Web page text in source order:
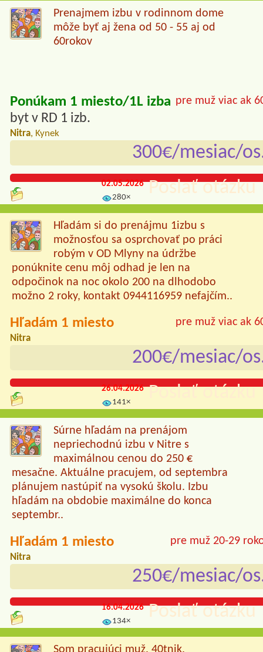
Prenajmem izbu v rodinnom dome
môže byť aj žena od 50 - 55 aj od
60rokov
pre muž viac ak
Ponúkam 1 miesto/1L izba
byt v RD 1 izb.
Nitra, Kynek
300€/mesiac/
Poslať otázku
02.05.2026
280×
Hľadám si do prenájmu 1izbu s
možnosťou sa osprchovať po práci
robým v OD Mlyny na údržbe
ponúknite cenu môj odhad je len na
odpočinok na noc okolo 200 na dlhodobo
možno 2 roky, kontakt 0944116959 nefajčím..
pre muž viac ak
Hľadám 1 miesto
Nitra
200€/mesiac/
Poslať otázku
26.04.2026
141×
Súrne hľadám na prenájom
nepriechodnú izbu v Nitre s
maximálnou cenou do 250 €
mesačne. Aktuálne pracujem, od septembra
plánujem nastúpiť na vysokú školu. Izbu
hľadám na obdobie maximálne do konca
septembr..
pre muž 20-29
Hľadám 1 miesto
Nitra
250€/mesiac/
Poslať otázku
16.04.2026
134×